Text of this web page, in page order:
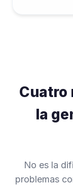
Cuatro
la
No es la
problemas